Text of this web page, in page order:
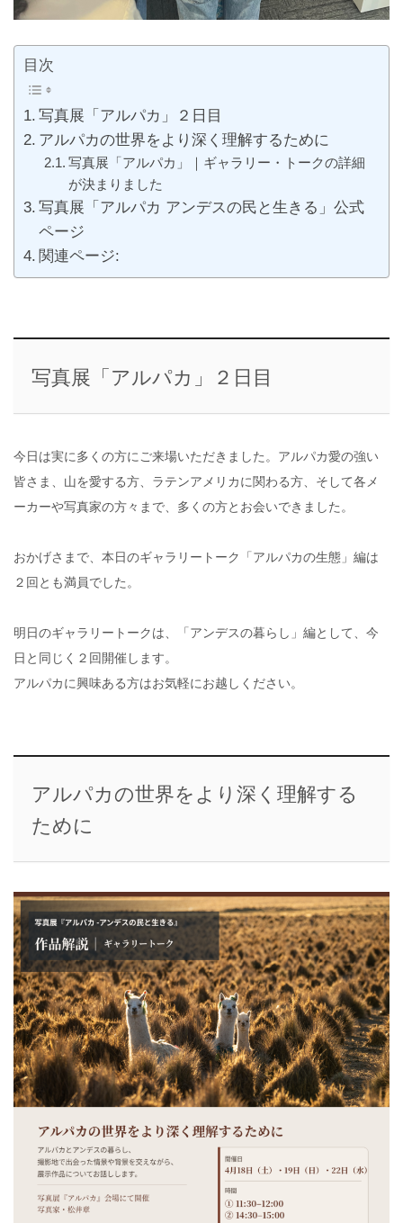
目次
写真展「アルパカ」２日目
アルパカの世界をより深く理解するために
写真展「アルパカ」｜ギャラリー・トークの詳細
が決まりました
写真展「アルパカ アンデスの民と生きる」公式
ページ
関連ページ:
写真展「アルパカ」２日目
今日は実に多くの方にご来場いただきました。アルパカ愛の強い
皆さま、山を愛する方、ラテンアメリカに関わる方、そして各メ
ーカーや写真家の方々まで、多くの方とお会いできました。
おかげさまで、本日のギャラリートーク「アルパカの生態」編は
２回とも満員でした。
明日のギャラリートークは、「アンデスの暮らし」編として、今
日と同じく２回開催します。
アルパカに興味ある方はお気軽にお越しください。
アルパカの世界をより深く理解する
ために